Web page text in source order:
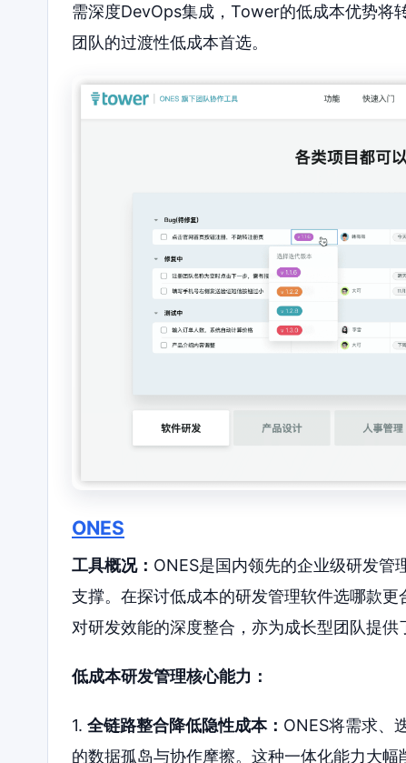
需深度DevOps集成，Tower的低成本优势将
团队的过渡性低成本首选。
ONES
工具概况： ONES是国内领先的企业级研发管
支撑。在探讨低成本的研发管理软件选哪款
对研发效能的深度整合，亦为成长型团队提供
低成本研发管理核心能力：
1. 全链路整合降低隐性成本： ONES将需求、
的数据孤岛与协作摩擦。这种一体化能力大